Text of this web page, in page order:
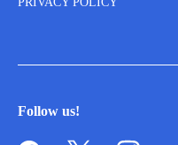
Follow us!